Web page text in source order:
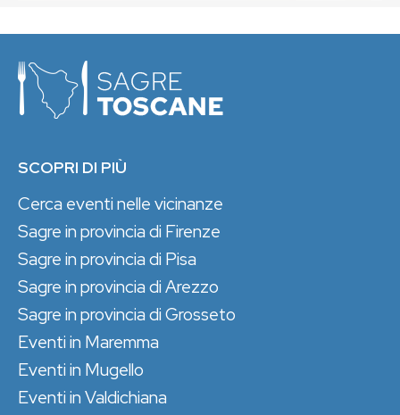
SCOPRI DI PIÙ
Cerca eventi nelle vicinanze
Sagre in provincia di Firenze
Sagre in provincia di Pisa
Sagre in provincia di Arezzo
Sagre in provincia di Grosseto
Eventi in Maremma
Eventi in Mugello
Eventi in Valdichiana